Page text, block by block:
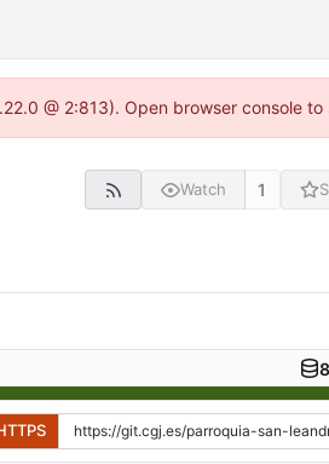
@ 2:813). Open browser console to
Watch 1